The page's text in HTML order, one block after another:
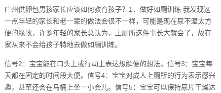
广州供卵包男孩家长应该如何教育孩子？1．做好如厕训练 我发现这
一点年轻的家长和老一辈的做法会很不一样，可能是现在尿不湿太方
便的缘故，许多年轻的家长总认为，上厕所这件事长大就会了，故在
家从来不会给孩子特地去做如厕训练。
信号2：宝宝能在口头上或行动上表达想解便的想法。信号3：宝宝每
天都在固定的时间段大便。信号4：宝宝对成人上厕所的行为表示感兴
趣，甚至还会在马桶上坐一小会儿。信号5：宝宝可以保持尿片干燥达